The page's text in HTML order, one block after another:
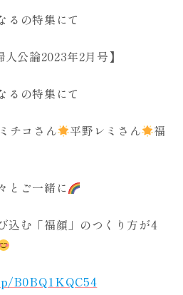
るの特集にて
公論2023年2月号】
るの特集にて
チコさん 平野レミさん
福
とご一緒に
込む「福顔」のつくり方が4
B0BQ1KQC54